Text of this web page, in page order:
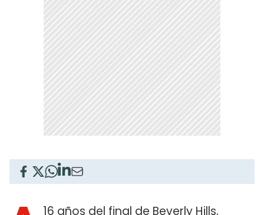
16 años del final de Beverly Hills,